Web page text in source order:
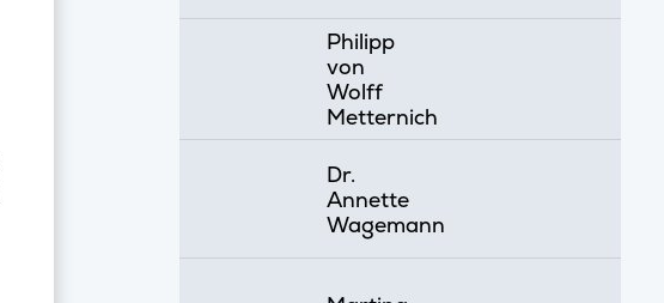
Philipp
von
Wolff
Metternich
Dr.
Annette
Wagemann